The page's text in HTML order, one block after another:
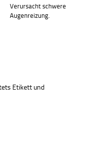
Verursacht schwere
Augenreizung.
Etikett und